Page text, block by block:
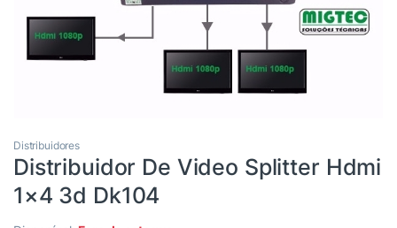
Distribuidores
Distribuidor De Video Splitter Hdmi
1×4 3d Dk104